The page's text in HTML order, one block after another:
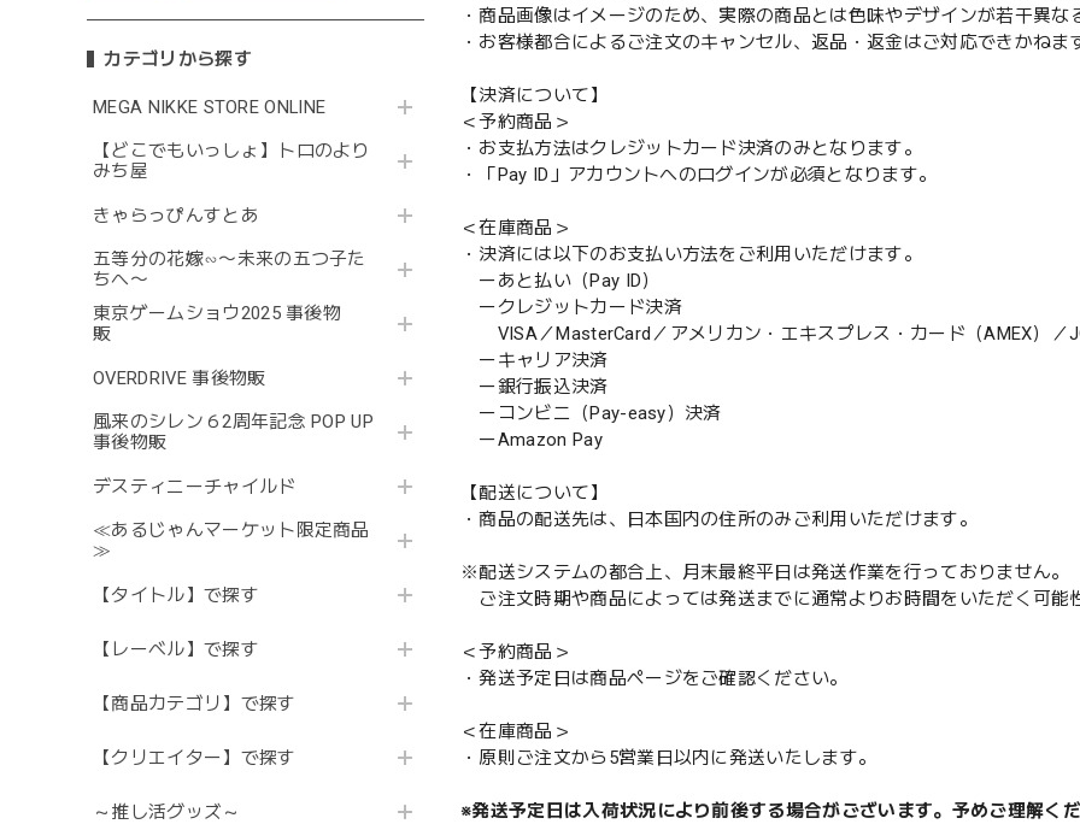
カテゴリから探す
MEGA NIKKE STORE ONLINE
【どこでもいっしょ】トロのより
みち屋
きゃらっぴんすとあ
五等分の花嫁∽〜未来の五つ子た
ちへ〜
東京ゲームショウ2025 事後物
販
OVERDRIVE 事後物販
風来のシレン６2周年記念 POP UP
事後物販
デスティニーチャイルド
≪あるじゃんマーケット限定商品
≫
【タイトル】で探す
【レーベル】で探す
【商品カテゴリ】で探す
【クリエイター】で探す
～推し活グッズ～
・商品画像はイメージのため、実際の商品とは色味やデザインが若干異な
・お客様都合によるご注文のキャンセル、返品・返金はご対応できかねま
【決済について】
＜予約商品＞
・お支払方法はクレジットカード決済のみとなります。
・「Pay ID」アカウントへのログインが必須となります。
＜在庫商品＞
・決済には以下のお支払い方法をご利用いただけます。
ーあと払い（Pay ID）
ークレジットカード決済
VISA／MasterCard／アメリカン・エキスプレス・カード（AMEX）／
ーキャリア決済
ー銀行振込決済
ーコンビニ（Pay-easy）決済
ーAmazon Pay
【配送について】
・商品の配送先は、日本国内の住所のみご利用いただけます。
※配送システムの都合上、月末最終平日は発送作業を行っておりません。
ご注文時期や商品によっては発送までに通常よりお時間をいただく可能
＜予約商品＞
・発送予定日は商品ページをご確認ください。
＜在庫商品＞
・原則ご注文から5営業日以内に発送いたします。
※発送予定日は入荷状況により前後する場合がございます。予めご理解く